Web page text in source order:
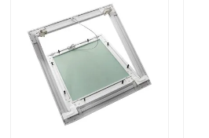
Giro della fabbrica
Controllo di qualità
Contattici